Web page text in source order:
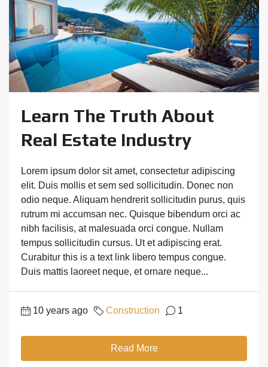
Learn The Truth About
Real Estate Industry
Lorem ipsum dolor sit amet, consectetur adipiscing
elit. Duis mollis et sem sed sollicitudin. Donec non
odio neque. Aliquam hendrerit sollicitudin purus, quis
rutrum mi accumsan nec. Quisque bibendum orci ac
nibh facilisis, at malesuada orci congue. Nullam
tempus sollicitudin cursus. Ut et adipiscing erat.
Curabitur this is a text link libero tempus congue.
Duis mattis laoreet neque, et ornare neque...
10 years ago Construction 1
Read More